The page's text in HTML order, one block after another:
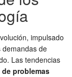
impulsado
demandas de
Las tendencias
problemas